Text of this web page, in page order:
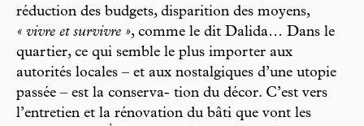
réduction des budgets, disparition des moyens,
« vivre et survivre », comme le dit Dalida… Dans le
quartier, ce qui semble le plus importer aux
autorités locales – et aux nostalgiques d’une utopie
passée – est la conserva- tion du décor. C’est vers
l’entretien et la rénovation du bâti que vont les